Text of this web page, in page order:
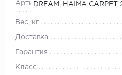
АртикулDREAM, HAIMA
Вес, кг
Доставка
Гарантия
Класс